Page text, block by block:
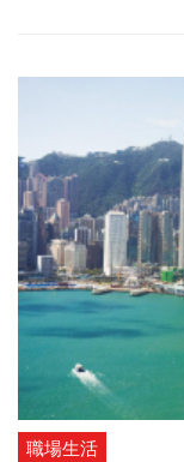
職場生活